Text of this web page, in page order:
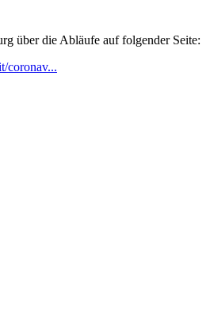
über die Abläufe auf folgender Seite:
coronav...